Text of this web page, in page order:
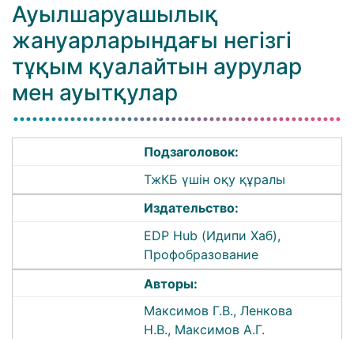
Ауылшаруашылық
жануарларындағы негізгі
тұқым қуалайтын аурулар
мен ауытқулар
Подзаголовок:
ТжКБ үшін оқу құралы
Издательство:
EDP Hub (Идипи Хаб),
Профобразование
Авторы:
Максимов Г.В., Ленкова
Н.В., Максимов А.Г.